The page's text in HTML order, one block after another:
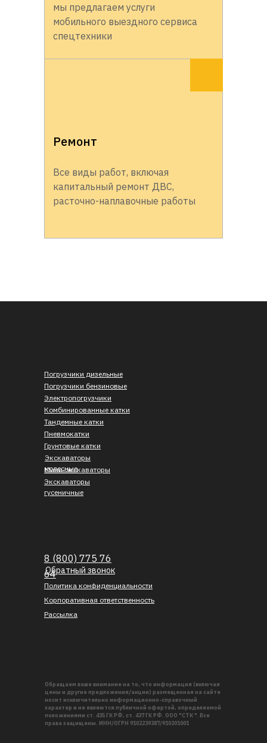
мы предлагаем услуги
мобильного выездного сервиса
спецтехники
Ремонт
Все виды работ, включая
капитальный ремонт ДВС,
расточно-наплавочные работы
Обращаем ваше внимание на то, что информация (включая
цены и другие предложения/акции) размещенная на сайте
носит исключительно информационно-справочный
характер и не являются публичной офертой, определяемой
положениями ст. 435 ГК РФ, ст. 437 ГК РФ. ООО "СТК ". Все
права защищены. ИНН/ОГРН 9102239387/910201001
Погрузчики дизельные
Погрузчики бензиновые
Электропогрузчики
Экскаваторы
колесные
Обратный звонок
Экскаваторы
гусеничные
Мини-экскаваторы
Комбинированные катки
Грунтовые катки
Тандемные катки
Пневмокатки
Корпоративная ответственность
Рассылка
8 (800) 775 76
64
Политика конфиденциальности